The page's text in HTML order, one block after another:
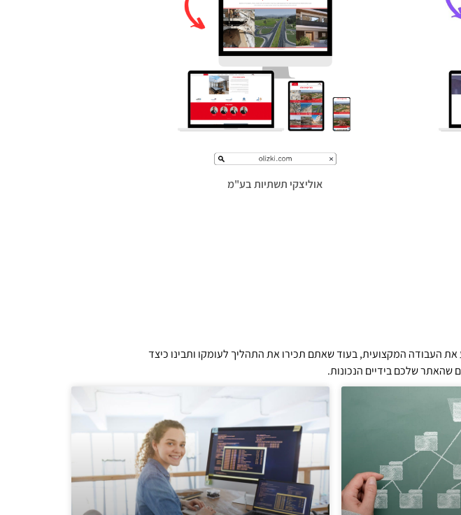
אוליצקי תשתיות בע"מ
את העבודה המקצועית, בעוד שאתם תכירו את התהליך לעומקו ותבינו כיצד
שהאתר שלכם בידיים הנכונות.